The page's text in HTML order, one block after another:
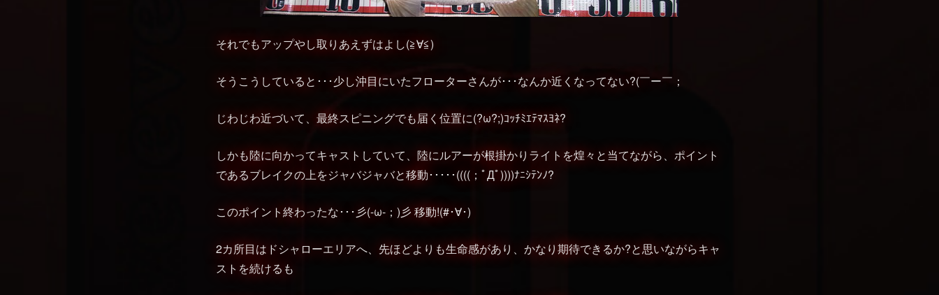
それでもアップやし取りあえずはよし(≧∀≦)
そうこうしていると･･･少し沖目にいたフローターさんが･･･なんか近くなってない?(￣ー￣；
じわじわ近づいて、最終スピニングでも届く位置に(?ω?;)ｺｯﾁﾐｴﾃﾏｽﾖﾈ?
しかも陸に向かってキャストしていて、陸にルアーが根掛かりライトを煌々と当てながら、ポイント
であるブレイクの上をジャバジャバと移動･････((((；ﾟДﾟ))))ﾅﾆｼﾃﾝﾉ?
このポイント終わったな･･･彡(-ω-；)彡 移動!(#･∀･)
2カ所目はドシャローエリアへ、先ほどよりも生命感があり、かなり期待できるか?と思いながらキャ
ストを続けるも